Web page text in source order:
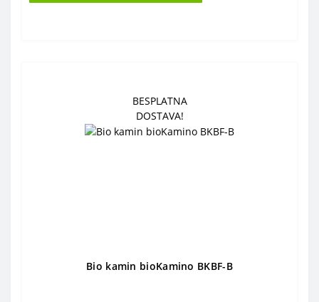
BESPLATNA
DOSTAVA!
Bio kamin bioKamino BKBF-B